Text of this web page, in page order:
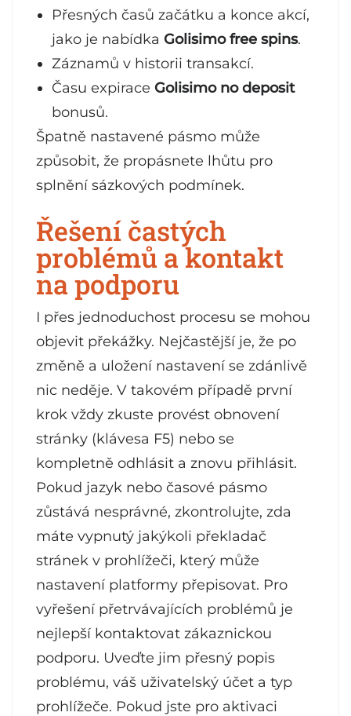
Přesných časů začátku a konce akcí,
jako je nabídka Golisimo free spins.
Záznamů v historii transakcí.
Času expirace Golisimo no deposit
bonusů.
Špatně nastavené pásmo může
způsobit, že propásnete lhůtu pro
splnění sázkových podmínek.
Řešení častých
problémů a kontakt
na podporu
I přes jednoduchost procesu se mohou
objevit překážky. Nejčastější je, že po
změně a uložení nastavení se zdánlivě
nic neděje. V takovém případě první
krok vždy zkuste provést obnovení
stránky (klávesa F5) nebo se
kompletně odhlásit a znovu přihlásit.
Pokud jazyk nebo časové pásmo
zůstává nesprávné, zkontrolujte, zda
máte vypnutý jakýkoli překladač
stránek v prohlížeči, který může
nastavení platformy přepisovat. Pro
vyřešení přetrvávajících problémů je
nejlepší kontaktovat zákaznickou
podporu. Uveďte jim přesný popis
problému, váš uživatelský účet a typ
prohlížeče. Pokud jste pro aktivaci